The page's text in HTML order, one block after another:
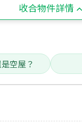
收合物件詳情
空屋？